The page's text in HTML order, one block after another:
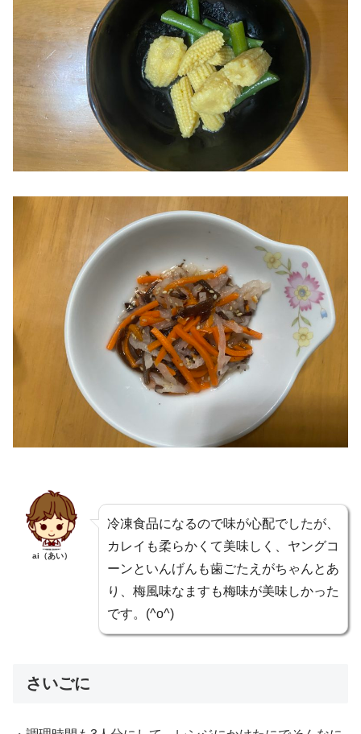
ai（あい）
冷凍食品になるので味が心配でしたが、
カレイも柔らかくて美味しく、ヤングコ
ーンといんげんも歯ごたえがちゃんとあ
り、梅風味なますも梅味が美味しかった
です。(^o^)
さいごに